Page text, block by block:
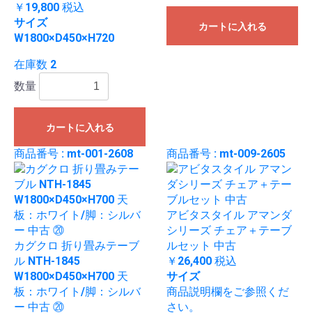
￥19,800 税込
サイズ
W1800×D450×H720
在庫数 2
数量
カートに入れる
カートに入れる
商品番号 : mt-001-2608
カグクロ 折り畳みテーブ
ル NTH-1845
W1800×D450×H700 天
板：ホワイト/脚：シルバ
ー 中古 ⑳
商品番号 : mt-009-2605
アビタスタイル アマンダ
シリーズ チェア＋テーブ
ルセット 中古
￥26,400 税込
サイズ
商品説明欄をご参照くだ
さい。